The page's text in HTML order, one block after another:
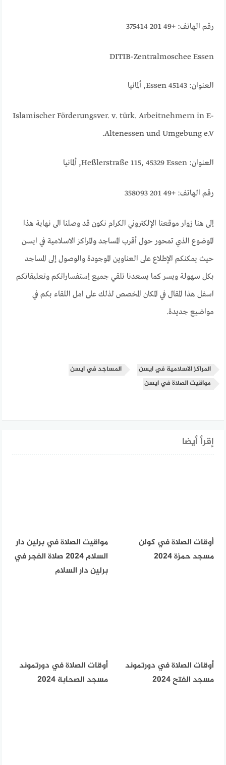
رقم الهاتف: +49 201 375414
DITIB-Zentralmoschee Essen
العنوان: 45143 Essen, ألمانيا
Islamischer Förderungsver. v. türk. Arbeitnehmern in E-
Altenessen und Umgebung e.V.
العنوان: Heßlerstraße 115, 45329 Essen, ألمانيا
رقم الهاتف: +49 201 358093
إلى هنا زوار موقعنا الإلكتروني الكرام نكون قد وصلنا الى نهاية هذا
الموضوع الذي تمحور حول أقرب المساجد والمراكز الاسلامية في ايسن
حيث يمكنكم الإطلاع على العناوين الموجودة والوصول إلى المساجد
بكل سهولة ويسر كما يسعدنا تلقي جميع إستفساراتكم وتعليقاتكم
اسفل هذا المقال في المكان المخصص لذلك على امل اللقاء بكم في
مواضيع جديدة.
المراكز الاسلامية في ايسن
المساجد في ايسن
مواقيت الصلاة في ايسن
إقرأ أيضا
أوقات الصلاة في كولن
مسجد حمزة 2024
مواقيت الصلاة في برلين دار
السلام 2024 صلاة الفجر في
برلين دار السلام
أوقات الصلاة في دورتموند
مسجد الفتح 2024
أوقات الصلاة في دورتموند
مسجد الصحابة 2024